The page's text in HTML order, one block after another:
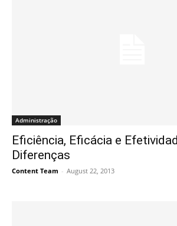
Administração
Eficiência, Eficácia e
Diferenças
Content Team - August 22, 2013